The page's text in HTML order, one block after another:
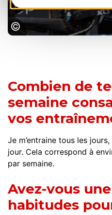
Combien de
semaine
vos
Je m’entraine tous les
jour. Cela correspond à
par semaine.
Avez-vous
habitudes